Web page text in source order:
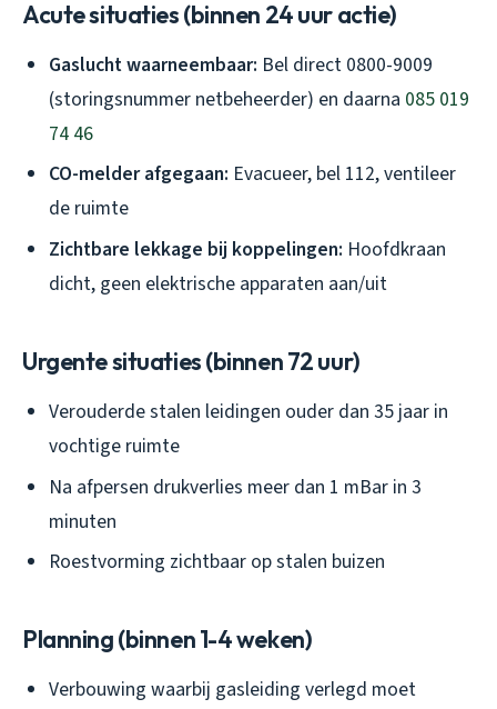
Acute situaties (binnen 24 uur actie)
Gaslucht waarneembaar: Bel direct 0800-9009
(storingsnummer netbeheerder) en daarna 085 019
74 46
CO-melder afgegaan: Evacueer, bel 112, ventileer
de ruimte
Zichtbare lekkage bij koppelingen: Hoofdkraan
dicht, geen elektrische apparaten aan/uit
Urgente situaties (binnen 72 uur)
Verouderde stalen leidingen ouder dan 35 jaar in
vochtige ruimte
Na afpersen drukverlies meer dan 1 mBar in 3
minuten
Roestvorming zichtbaar op stalen buizen
Planning (binnen 1-4 weken)
Verbouwing waarbij gasleiding verlegd moet